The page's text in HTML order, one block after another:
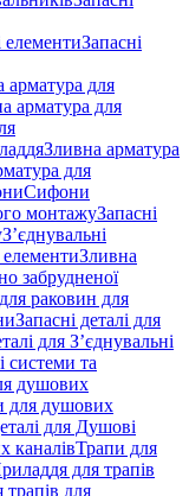
елементиЗапасні
арматура для
арматура для
Зливна арматура
для
Сифони
монтажуЗапасні
З’єднувальні
елементиЗливна
забрудненої
раковин для
Запасні деталі для
для З’єднувальні
системи та
душових
для душових
для Душові
каналівТрапи для
для трапів
трапів для